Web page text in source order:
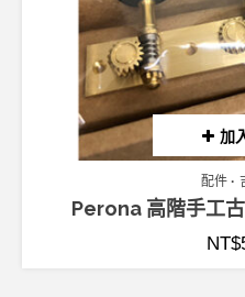
加
配件
Perona 高階手工
NT$